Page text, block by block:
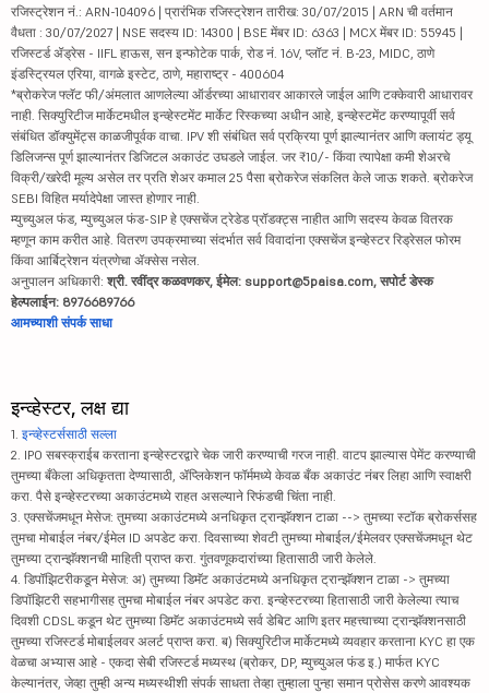
रजिस्ट्रेशन नं.: ARN-104096 | प्रारंभिक रजिस्ट्रेशन तारीख: 30/07/2015 | ARN ची वर्तमान
वैधता : 30/07/2027 | NSE सदस्य ID: 14300 | BSE मेंबर ID: 6363 | MCX मेंबर ID: 55945 |
रजिस्टर्ड ॲड्रेस - IIFL हाऊस, सन इन्फोटेक पार्क, रोड नं. 16V, प्लॉट नं. B-23, MIDC, ठाणे
इंडस्ट्रियल एरिया, वागळे इस्टेट, ठाणे, महाराष्ट्र - 400604
*ब्रोकरेज फ्लॅट फी/अंमलात आणलेल्या ऑर्डरच्या आधारावर आकारले जाईल आणि टक्केवारी आधारावर
नाही. सिक्युरिटीज मार्केटमधील इन्व्हेस्टमेंट मार्केट रिस्कच्या अधीन आहे, इन्व्हेस्टमेंट करण्यापूर्वी सर्व
संबंधित डॉक्युमेंट्स काळजीपूर्वक वाचा. IPV शी संबंधित सर्व प्रक्रिया पूर्ण झाल्यानंतर आणि क्लायंट ड्यू
डिलिजन्स पूर्ण झाल्यानंतर डिजिटल अकाउंट उघडले जाईल. जर ₹10/- किंवा त्यापेक्षा कमी शेअरचे
विक्री/खरेदी मूल्य असेल तर प्रति शेअर कमाल 25 पैसा ब्रोकरेज संकलित केले जाऊ शकते. ब्रोकरेज
SEBI विहित मर्यादेपेक्षा जास्त होणार नाही.
म्युच्युअल फंड, म्युच्युअल फंड-SIP हे एक्सचेंज ट्रेडेड प्रॉडक्ट्स नाहीत आणि सदस्य केवळ वितरक
म्हणून काम करीत आहे. वितरण उपक्रमाच्या संदर्भात सर्व विवादांना एक्सचेंज इन्व्हेस्टर रिड्रेसल फोरम
किंवा आर्बिट्रेशन यंत्रणेचा ॲक्सेस नसेल.
अनुपालन अधिकारी: श्री. रवींद्र कळवणकर, ईमेल: support@5paisa.com, सपोर्ट डेस्क
हेल्पलाईन: 8976689766
आमच्याशी संपर्क साधा
इन्व्हेस्टर, लक्ष द्या
1. इन्व्हेस्टर्ससाठी सल्ला
2. IPO सबस्क्राईब करताना इन्व्हेस्टरद्वारे चेक जारी करण्याची गरज नाही. वाटप झाल्यास पेमेंट करण्याची
तुमच्या बँकेला अधिकृतता देण्यासाठी, ॲप्लिकेशन फॉर्ममध्ये केवळ बँक अकाउंट नंबर लिहा आणि स्वाक्षरी
करा. पैसे इन्व्हेस्टरच्या अकाउंटमध्ये राहत असल्याने रिफंडची चिंता नाही.
3. एक्सचेंजमधून मेसेज: तुमच्या अकाउंटमध्ये अनधिकृत ट्रान्झॅक्शन टाळा --> तुमच्या स्टॉक ब्रोकर्ससह
तुमचा मोबाईल नंबर/ईमेल ID अपडेट करा. दिवसाच्या शेवटी तुमच्या मोबाईल/ईमेलवर एक्सचेंजमधून थेट
तुमच्या ट्रान्झॅक्शनची माहिती प्राप्त करा. गुंतवणूकदारांच्या हितासाठी जारी केलेले.
4. डिपॉझिटरीकडून मेसेज: अ) तुमच्या डिमॅट अकाउंटमध्ये अनधिकृत ट्रान्झॅक्शन टाळा -> तुमच्या
डिपॉझिटरी सहभागीसह तुमचा मोबाईल नंबर अपडेट करा. इन्व्हेस्टरच्या हितासाठी जारी केलेल्या त्याच
दिवशी CDSL कडून थेट तुमच्या डिमॅट अकाउंटमध्ये सर्व डेबिट आणि इतर महत्त्वाच्या ट्रान्झॅक्शनसाठी
तुमच्या रजिस्टर्ड मोबाईलवर अलर्ट प्राप्त करा. ब) सिक्युरिटीज मार्केटमध्ये व्यवहार करताना KYC हा एक
वेळचा अभ्यास आहे - एकदा सेबी रजिस्टर्ड मध्यस्थ (ब्रोकर, DP, म्युच्युअल फंड इ.) मार्फत KYC
केल्यानंतर, जेव्हा तुम्ही अन्य मध्यस्थीशी संपर्क साधता तेव्हा तुम्हाला पुन्हा समान प्रोसेस करणे आवश्यक